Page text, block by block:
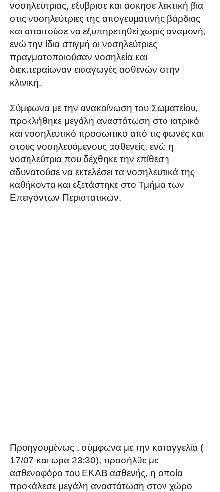
νοσηλεύτριας, εξύβρισε και άσκησε λεκτική βία
στις νοσηλεύτριες της απογευματινής βάρδιας
και απαιτούσε να εξυπηρετηθεί χωρίς αναμονή,
ενώ την ίδια στιγμή οι νοσηλεύτριες
πραγματοποιούσαν νοσηλεία και
διεκπεραίωναν εισαγωγές ασθενών στην
κλινική.
Σύμφωνα με την ανακοίνωση του Σωματείου,
προκλήθηκε μεγάλη αναστάτωση στο ιατρικό
και νοσηλευτικό προσωπικό από τις φωνές και
στους νοσηλευόμενους ασθενείς, ενώ η
νοσηλεύτρια που δέχθηκε την επίθεση
αδυνατούσε να εκτελέσει τα νοσηλευτικά της
καθήκοντα και εξετάστηκε στο Τμήμα των
Επειγόντων Περιστατικών.
Προηγουμένως , σύμφωνα με την καταγγελία (
17/07 και ώρα 23:30), προσήλθε με
ασθενοφόρο του ΕΚΑΒ ασθενής, η οποία
προκάλεσε μεγάλη αναστάτωση στον χώρο